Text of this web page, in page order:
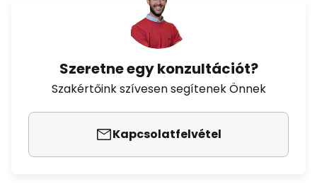
Szeretne egy konzultációt?
Szakértőink szívesen segítenek Önnek
Kapcsolatfelvétel